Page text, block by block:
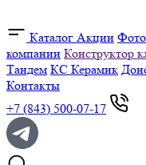
Каталог Акции
компании Конструктор
Тандем КС Керамик
Контакты
+7 (843) 500-07-17